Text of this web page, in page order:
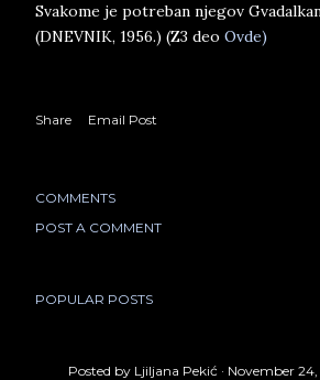
Svakome je potreban njegov
(DNEVNIK, 1956.) (Z3 deo Ovde)
Share Email Post
COMMENTS
POST A COMMENT
POPULAR POSTS
Posted by Ljiljana Pekić November